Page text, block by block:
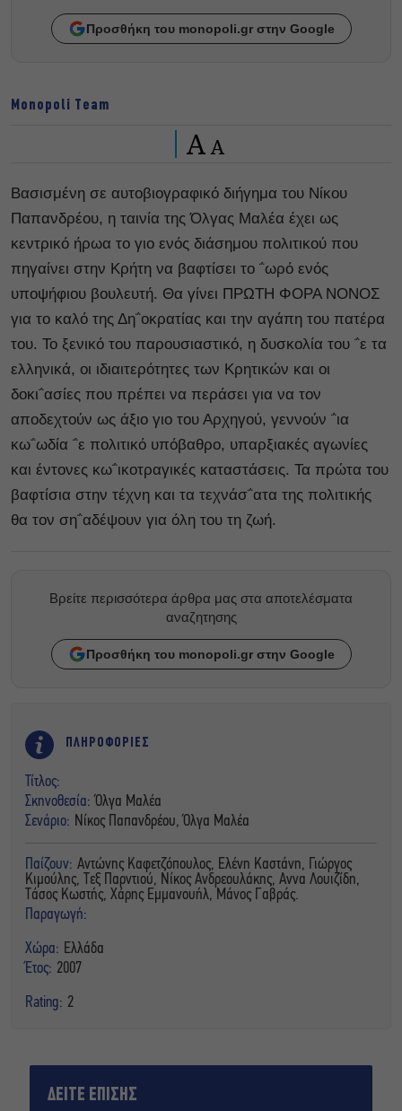
Προσθήκη του monopoli.gr στην Google
Monopoli Team
A A
Βασισμένη σε αυτοβιογραφικό διήγημα του Νίκου
Παπανδρέου, η ταινία της Όλγας Μαλέα έχει ως
κεντρικό ήρωα το γιο ενός διάσημου πολιτικού που
πηγαίνει στην Κρήτη να βαφτίσει το ΅ωρό ενός
υποψήφιου βουλευτή. Θα γίνει ΠΡΩΤΗ ΦΟΡΑ ΝΟΝΟΣ
για το καλό της Δη΅οκρατίας και την αγάπη του πατέρα
του. Το ξενικό του παρουσιαστικό, η δυσκολία του ΅ε τα
ελληνικά, οι ιδιαιτερότητες των Κρητικών και οι
δοκι΅ασίες που πρέπει να περάσει για να τον
αποδεχτούν ως άξιο γιο του Αρχηγού, γεννούν ΅ια
κω΅ωδία ΅ε πολιτικό υπόβαθρο, υπαρξιακές αγωνίες
και έντονες κω΅ικοτραγικές καταστάσεις. Τα πρώτα του
βαφτίσια στην τέχνη και τα τεχνάσ΅ατα της πολιτικής
θα τον ση΅αδέψουν για όλη του τη ζωή.
Βρείτε περισσότερα άρθρα μας στα αποτελέσματα
αναζητησης
Προσθήκη του monopoli.gr στην Google
ΠΛΗΡΟΦΟΡΙΕΣ
Τίτλος:
Σκηνοθεσία: Όλγα Μαλέα
Σενάριο: Νίκος Παπανδρέου, Όλγα Μαλέα
Παίζουν: Αντώνης Καφετζόπουλος, Ελένη Καστάνη, Γιώργος
Κιμούλης, Τεξ Παρντιού, Νίκος Ανδρεουλάκης, Αννα Λουιζίδη,
Τάσος Κωστής, Χάρης Εμμανουήλ, Μάνος Γαβράς.
Παραγωγή:
Χώρα: Ελλάδα
Έτος: 2007
Rating: 2
ΔΕΙΤΕ ΕΠΙΣΗΣ